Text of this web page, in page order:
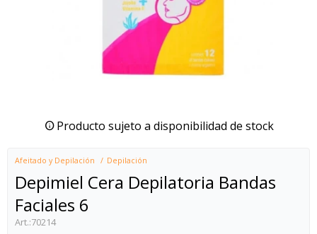
Producto sujeto a disponibilidad de stock
Afeitado y Depilación Depilación
Depimiel Cera Depilatoria Bandas
Faciales 6
70214